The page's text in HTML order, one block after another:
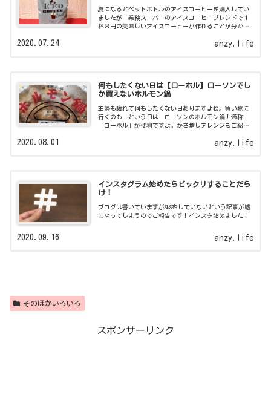
夏になるとペットボトルのアイスコーヒーを購入してい
ましたが 業務スーパーのアイスコーヒーブレンドで１
杯８円の美味しいアイスコーヒーが作れることが分かり
anzy.life
2020.07.24
何もしたくない日は【ローホル】ローソンでし
か買えないホルモン鍋
主婦も疲れて何もしたくない日ありますよね。買い物に
行くのも…という日は ローソンのホルモン鍋！通称
「ローホル」が便利ですよ。かさ増しアレンジもご紹
anzy.life
2020.08.01
インスタグラム始めたらビックリすることだら
け！
ブログは書いていますがSNSをしていないという記事が嘘
になってしまうのでご報告です！インスタ始めました！
anzy.life
2020.09.16
そのほかいろいろ
スポンサーリンク